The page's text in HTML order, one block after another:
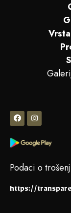
Podaci o
https://